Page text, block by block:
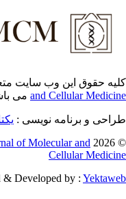
حقوق این وب سایت
and Cellularمی
و برنامه نویسی :
©
of Molecular and
Cellular
& Developed by :